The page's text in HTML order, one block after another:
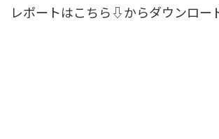
レポートはこちら⇩からダウンロー